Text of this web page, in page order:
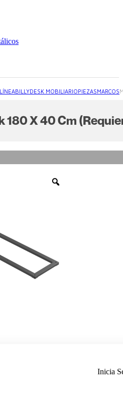
BILLYDESK MOBILIARIOPIEZASMARCOS
180 X 40 Cm
Inicia